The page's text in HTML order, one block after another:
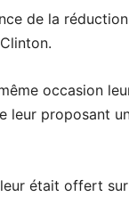
de la
occasion
leur proposant
était offert